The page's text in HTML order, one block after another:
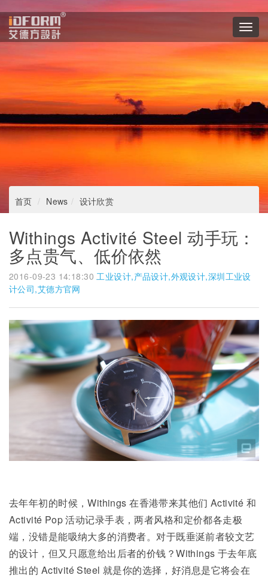
首页 News 设计欣赏
​Withings Activité Steel 动手玩：
多点贵气、低价依然
2016-09-23 14:18:30 工业设计,产品设计,外观设计,深圳工业设
计公司,艾德方官网
去年年初的时候，Withings 在香港带来其他们 Activité 和
Activité Pop 活动记录手表，两者风格和定价都各走极
端，没错是能吸纳大多的消费者。对于既垂涎前者较文艺
的设计，但又只愿意给出后者的价钱？Withings 于去年底
推出的 Activité Steel 就是你的选择，好消息是它将会在